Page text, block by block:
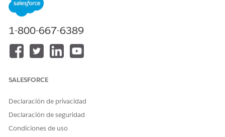
Disponible en: Lightning Experience
Disponible en: Ediciones
Agentforce Gestión de activos de hardware de TI Precios y
Realice un seguimiento de mediciones de consumo
ampliar la facturación con precisión. Gestión de activos de
hardware utiliza un modelo de suscripción High Water
Mark basado en conteos de activos de pico. Utilice Digital
1-800-667-6389
SALESFORCE
Declaración de privacidad
Declaración de seguridad
Condiciones de uso